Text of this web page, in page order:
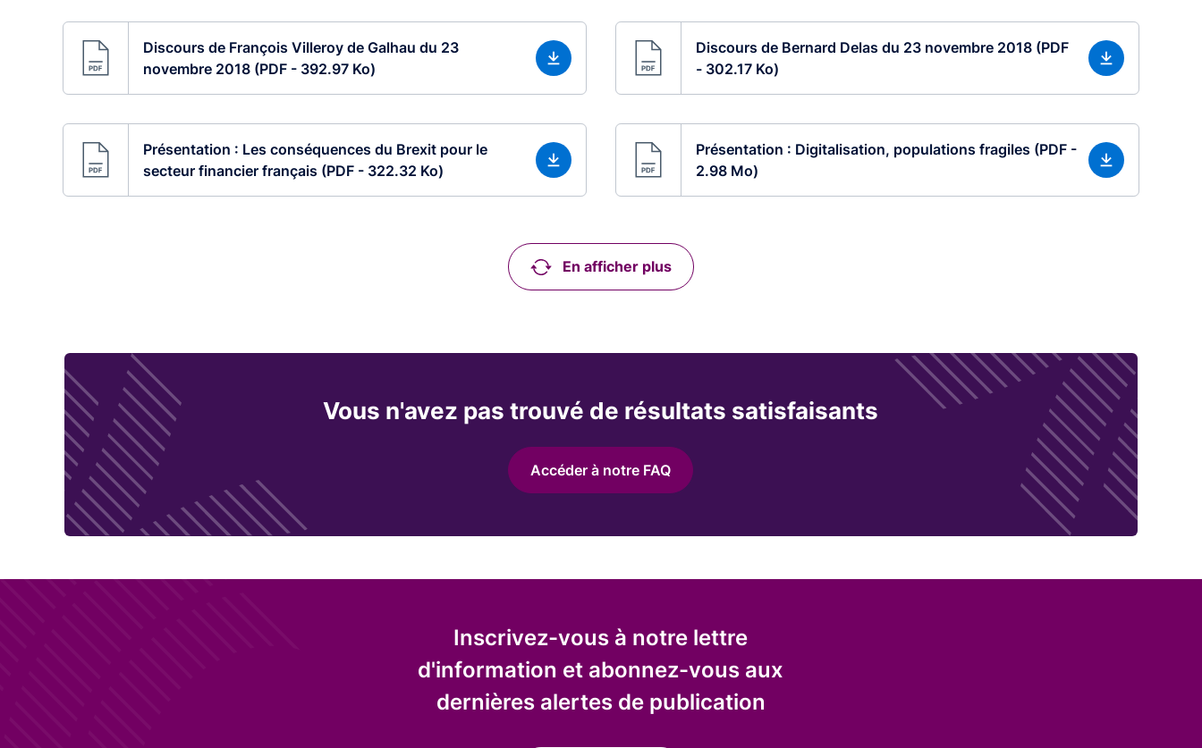
Discours de François Villeroy de Galhau du 23
novembre 2018 (PDF - 392.97 Ko)
Discours de Bernard Delas du 23 novembre 2018 (PDF
- 302.17 Ko)
Présentation : Les conséquences du Brexit pour le
secteur financier français (PDF - 322.32 Ko)
Présentation : Digitalisation, populations fragiles (PDF -
2.98 Mo)
En afficher plus
Vous n'avez pas trouvé de résultats satisfaisants
Accéder à notre FAQ
Inscrivez-vous à notre lettre
d'information et abonnez-vous aux
dernières alertes de publication